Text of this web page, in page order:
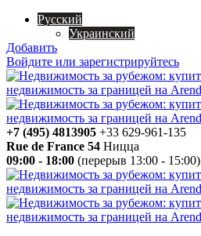
Русский
Украинский
Добавить
Войдите или зарегистрируйтесь
+7 (495) 4813905 +33 629-961-135
Rue de France 54 Ницца
09:00 - 18:00 (перерыв 13:00 - 15:00)